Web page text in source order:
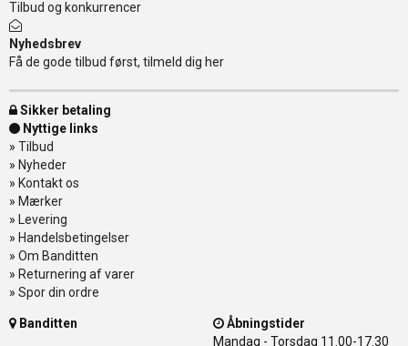
Tilbud og konkurrencer
Nyhedsbrev
Få de gode tilbud først, tilmeld dig her
Sikker betaling
Nyttige links
» Tilbud
» Nyheder
» Kontakt os
» Mærker
» Levering
» Handelsbetingelser
» Om Banditten
» Returnering af varer
» Spor din ordre
Banditten
Åbningstider
Mandag - Torsdag 11.00-17.30